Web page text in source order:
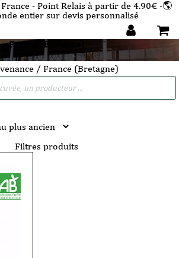
- Point Relais à partir de 4.90€ -🌎
entier sur devis personnalisé
France (Bretagne)
/ France (Bretagne)
Filtres produits